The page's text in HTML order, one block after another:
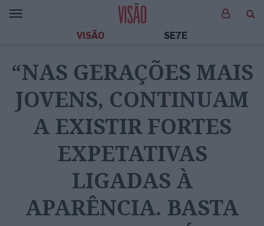
VISÃO SE7E
“NAS GERAÇÕES MAIS
JOVENS, CONTINUAM
A EXISTIR FORTES
EXPETATIVAS
LIGADAS À
APARÊNCIA. BASTA